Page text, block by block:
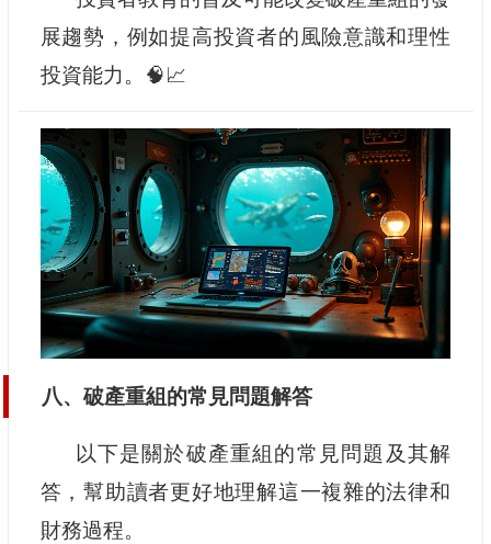
展趨勢，例如提高投資者的風險意識和理性
投資能力。🧠📈
八、破產重組的常見問題解答
以下是關於破產重組的常見問題及其解
答，幫助讀者更好地理解這一複雜的法律和
財務過程。